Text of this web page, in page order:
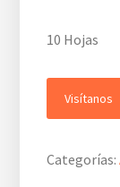
10 Hojas
Visítanos
Categorías: